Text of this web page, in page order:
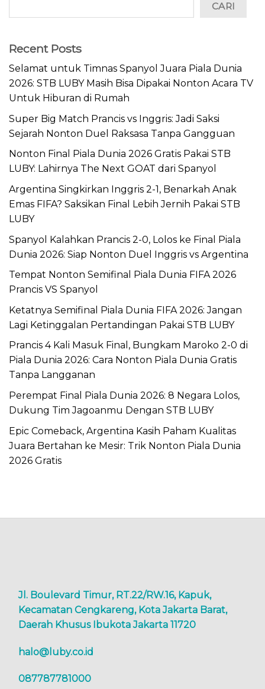
CARI
Recent Posts
Selamat untuk Timnas Spanyol Juara Piala Dunia
2026: STB LUBY Masih Bisa Dipakai Nonton Acara TV
Untuk Hiburan di Rumah
Super Big Match Prancis vs Inggris: Jadi Saksi
Sejarah Nonton Duel Raksasa Tanpa Gangguan
Nonton Final Piala Dunia 2026 Gratis Pakai STB
LUBY: Lahirnya The Next GOAT dari Spanyol
Argentina Singkirkan Inggris 2-1, Benarkah Anak
Emas FIFA? Saksikan Final Lebih Jernih Pakai STB
LUBY
Spanyol Kalahkan Prancis 2-0, Lolos ke Final Piala
Dunia 2026: Siap Nonton Duel Inggris vs Argentina
Tempat Nonton Semifinal Piala Dunia FIFA 2026
Prancis VS Spanyol
Ketatnya Semifinal Piala Dunia FIFA 2026: Jangan
Lagi Ketinggalan Pertandingan Pakai STB LUBY
Prancis 4 Kali Masuk Final, Bungkam Maroko 2-0 di
Piala Dunia 2026: Cara Nonton Piala Dunia Gratis
Tanpa Langganan
Perempat Final Piala Dunia 2026: 8 Negara Lolos,
Dukung Tim Jagoanmu Dengan STB LUBY
Epic Comeback, Argentina Kasih Paham Kualitas
Juara Bertahan ke Mesir: Trik Nonton Piala Dunia
2026 Gratis
Jl. Boulevard Timur, RT.22/RW.16, Kapuk,
Kecamatan Cengkareng, Kota Jakarta Barat,
Daerah Khusus Ibukota Jakarta 11720
halo@luby.co.id
087787781000